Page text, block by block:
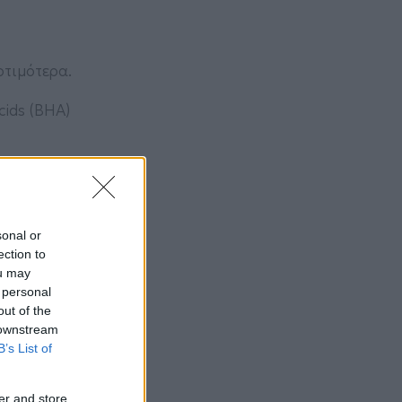
or
to
may
of the
List of
and store
(BHA)